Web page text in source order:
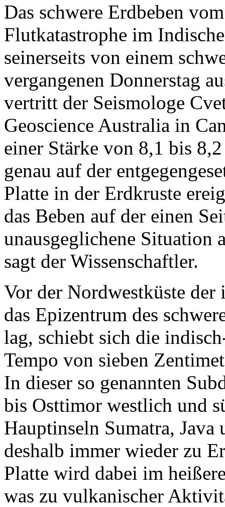
Das schwere Erdbeben
Flutkatastrophe im
seinerseits von einem
vergangenen Donnerstag
vertritt der Seismologe
Geoscience Australia in
einer Stärke von 8,1 bis
genau auf der
Platte in der Erdkruste
das Beben auf der einen
unausgeglichene Situation
sagt der Wissenschaftler.
Vor der Nordwestküste der
das Epizentrum des
lag, schiebt sich die
Tempo von sieben
In dieser so genannten
bis Osttimor westlich und
Hauptinseln Sumatra,
deshalb immer wieder zu
Platte wird dabei im
was zu vulkanischer